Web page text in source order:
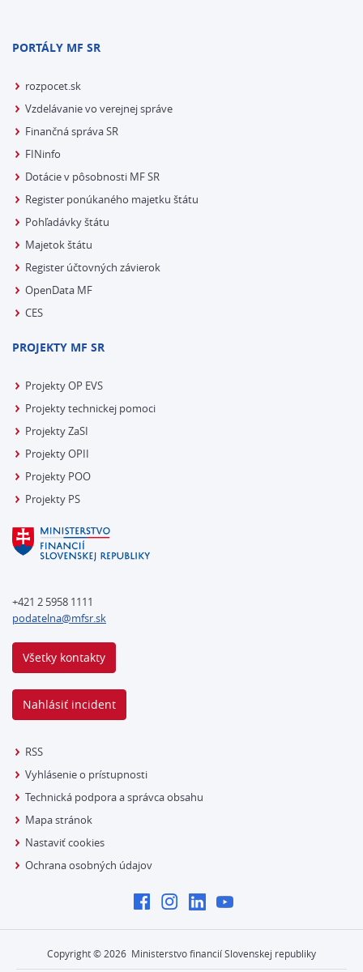
PORTÁLY MF SR
rozpocet.sk
Vzdelávanie vo verejnej správe
Finančná správa SR
FINinfo
Dotácie v pôsobnosti MF SR
Register ponúkaného majetku štátu
Pohľadávky štátu
Majetok štátu
Register účtovných závierok
OpenData MF
CES
PROJEKTY MF SR
Projekty OP EVS
Projekty technickej pomoci
Projekty ZaSI
Projekty OPII
Projekty POO
Projekty PS
+421 2 5958 1111
podatelna@mfsr.sk
Všetky kontakty
Nahlásiť incident
RSS
Vyhlásenie o prístupnosti
Technická podpora a správca obsahu
Mapa stránok
Nastaviť cookies
Ochrana osobných údajov
Copyright © 2026 Ministerstvo financií Slovenskej republiky